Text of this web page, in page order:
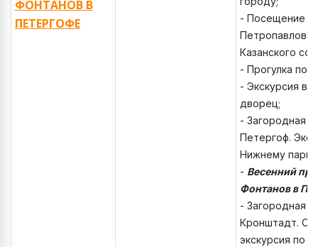
ФОНТАНОВ В
ПЕТЕРГОФЕ
- Посещение
Казанского
- Прогулка по
- Экскурсия в
дворец;
- Загородная
Петергоф.
Нижнему парку;
- Весенний
Фонтанов в
- Загородная
Кронштадт.
экскурсия по